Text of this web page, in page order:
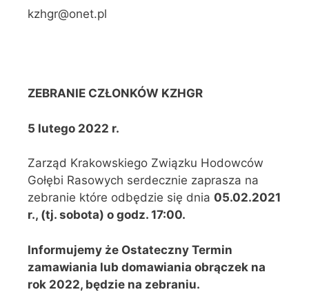
kzhgr@onet.pl
ZEBRANIE CZŁONKÓW KZHGR
5 lutego 2022 r.
Zarząd Krakowskiego Związku Hodowców
Gołębi Rasowych serdecznie zaprasza na
zebranie które odbędzie się dnia 05.02.2021
r., (tj. sobota) o godz. 17:00.
Informujemy że Ostateczny Termin
zamawiania lub domawiania obrączek na
rok 2022, będzie na zebraniu.